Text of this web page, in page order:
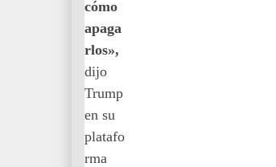
cómo
apaga
rlos»,
dijo
Trump
en su
platafo
rma